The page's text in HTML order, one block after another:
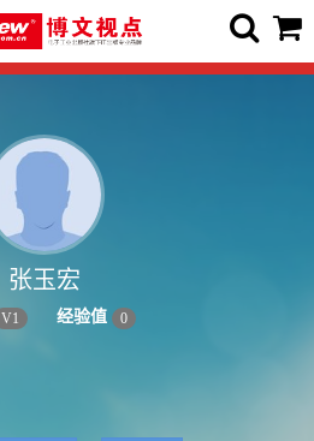
张玉宏
V1 经验值 0